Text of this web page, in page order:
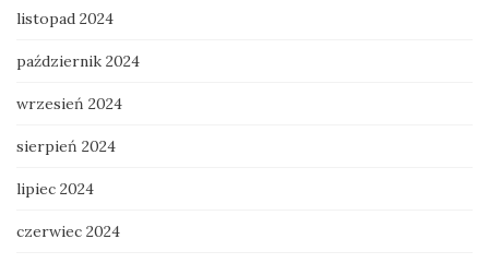
listopad 2024
październik 2024
wrzesień 2024
sierpień 2024
lipiec 2024
czerwiec 2024